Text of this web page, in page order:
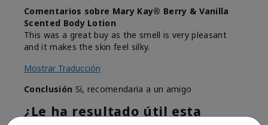
Comentarios sobre Mary Kay® Berry & Vanilla
Scented Body Lotion
This was a great buy as the smell is very pleasant
and it makes the skin feel silky.
Mostrar Traducción
Conclusión Sí, recomendaría a un amigo
¿Le ha resultado útil esta